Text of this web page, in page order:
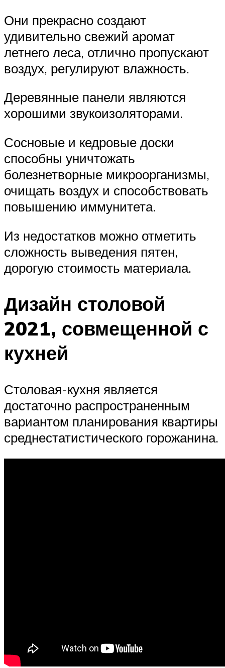
Они прекрасно создают
удивительно свежий аромат
летнего леса, отлично пропускают
воздух, регулируют влажность.
Деревянные панели являются
хорошими звукоизоляторами.
Сосновые и кедровые доски
способны уничтожать
болезнетворные микроорганизмы,
очищать воздух и способствовать
повышению иммунитета.
Из недостатков можно отметить
сложность выведения пятен,
дорогую стоимость материала.
Дизайн столовой
2021, совмещенной с
кухней
Столовая-кухня является
достаточно распространенным
вариантом планирования квартиры
среднестатистического горожанина.